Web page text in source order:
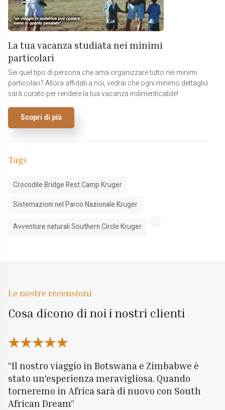
La tua vacanza studiata nei minimi
particolari
Sei quel tipo di persona che ama organizzare tutto nei minimi
particolari? Allora affidati a noi, vedrai che ogni minimo dettaglio
sarà curato per rendere la tua vacanza indimenticabile!
Scopri di più
Tags
Crocodile Bridge Rest Camp Kruger
Sistemazioni nel Parco Nazionale Kruger
Avventure naturali Southern Circle Kruger
Le nostre recensioni
Cosa dicono di noi i nostri clienti
Il nostro viaggio in Botswana e Zimbabwe è
stato un'esperienza meravigliosa. Quando
torneremo in Africa sarà di nuovo con South
African Dream